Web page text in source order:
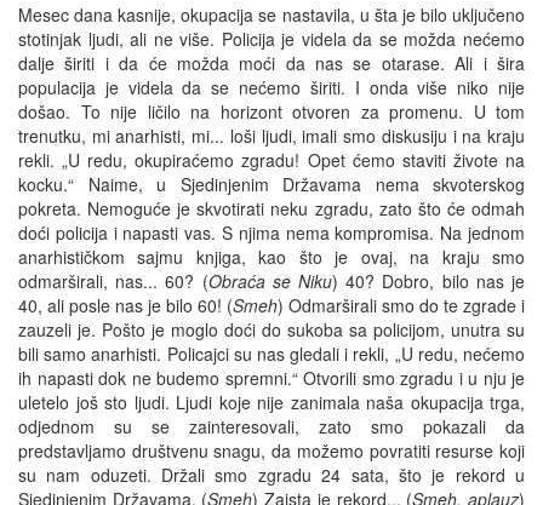
Mesec dana kasnije, okupacija se nastavila, u šta je bilo uključeno
stotinjak ljudi, ali ne više. Policija je videla da se možda nećemo
dalje širiti i da će možda moći da nas se otarase. Ali i šira
populacija je videla da se nećemo širiti. I onda više niko nije
došao. To nije ličilo na horizont otvoren za promenu. U tom
trenutku, mi anarhisti, mi... loši ljudi, imali smo diskusiju i na kraju
rekli. „U redu, okupiraćemo zgradu! Opet ćemo staviti živote na
kocku.“ Naime, u Sjedinjenim Državama nema skvoterskog
pokreta. Nemoguće je skvotirati neku zgradu, zato što će odmah
doći policija i napasti vas. S njima nema kompromisa. Na jednom
anarhističkom sajmu knjiga, kao što je ovaj, na kraju smo
odmarširali, nas... 60? (Obraća se Niku) 40? Dobro, bilo nas je
40, ali posle nas je bilo 60! (Smeh) Odmarširali smo do te zgrade i
zauzeli je. Pošto je moglo doći do sukoba sa policijom, unutra su
bili samo anarhisti. Policajci su nas gledali i rekli, „U redu, nećemo
ih napasti dok ne budemo spremni.“ Otvorili smo zgradu i u nju je
uletelo još sto ljudi. Ljudi koje nije zanimala naša okupacija trga,
odjednom su se zainteresovali, zato smo pokazali da
predstavljamo društvenu snagu, da možemo povratiti resurse koji
su nam oduzeti. Držali smo zgradu 24 sata, što je rekord u
Sjedinjenim Državama. (Smeh) Zaista je rekord... (Smeh, aplauz)